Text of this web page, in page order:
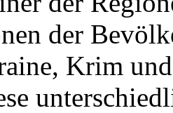
der
Krim